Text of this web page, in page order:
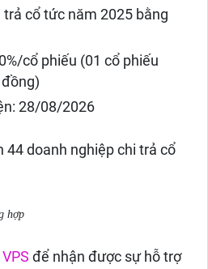
trả cổ tức năm 2025 bằng
cổ phiếu (01 cổ phiếu
28/08/2026
44 doanh nghiệp chi trả cổ
hợp
VPS để nhận được sự hỗ trợ